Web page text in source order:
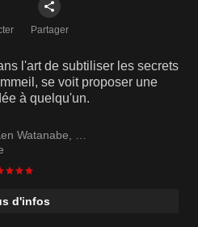
Partager
l'art de subtiliser les secrets
se voit proposer une
à quelqu'un.
Watanabe,
d'infos